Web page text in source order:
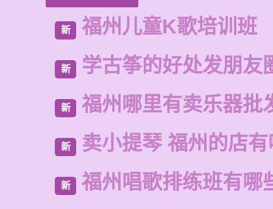
新 福州儿童K歌培训班
新 学古筝的好处发朋友
新 福州哪里有卖乐器批
新 卖小提琴 福州的店
新 福州唱歌排练班有哪